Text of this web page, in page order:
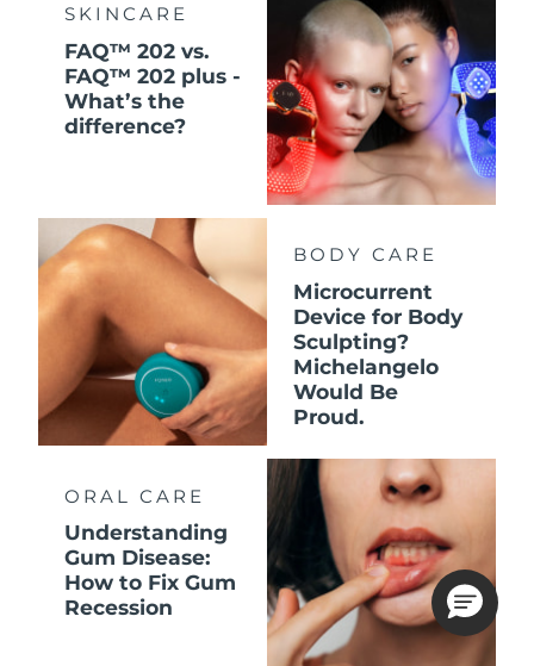
SKINCARE
FAQ™ 202 vs.
FAQ™ 202 plus -
What’s the
difference?
BODY CARE
Microcurrent
Device for Body
Sculpting?
Michelangelo
Would Be
Proud.
ORAL CARE
Understanding
Gum Disease:
How to Fix Gum
Recession